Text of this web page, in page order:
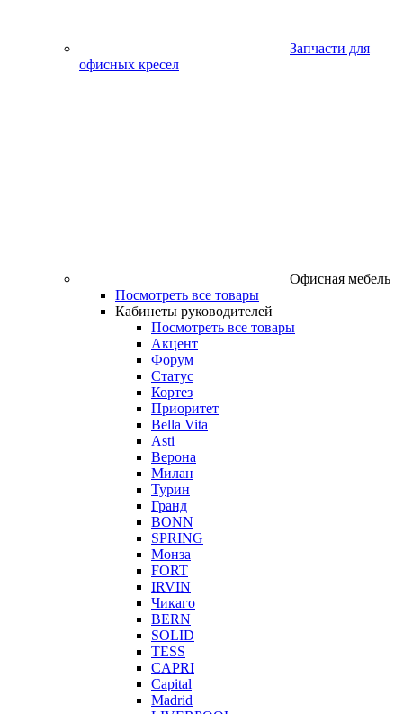
Запчасти для
офисных кресел
Офисная мебель
Посмотреть все товары
Кабинеты руководителей
Посмотреть все товары
Акцент
Форум
Статус
Кортез
Приоритет
Bella Vita
Asti
Верона
Милан
Турин
Гранд
BONN
SPRING
Монза
FORT
IRVIN
Чикаго
BERN
SOLID
TESS
CAPRI
Capital
Madrid